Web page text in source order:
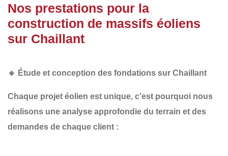
Nos prestations pour la
construction de massifs éoliens
sur Chaillant
🔹 Étude et conception des fondations sur Chaillant
Chaque projet éolien est unique, c'est pourquoi nous
réalisons une analyse approfondie du terrain et des
demandes de chaque client :